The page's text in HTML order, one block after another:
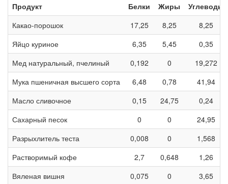
Продукт Белки Жиры
Углеводы
Какао-порошок
17,25 8,25
8,25
Яйцо куриное
6,35 5,45
0,35
Мед натуральный, пчелиный
0,192 0
19,272
Мука пшеничная высшего сорта
6,48 0,78
41,94
Масло сливочное
0,15 24,75
0,24
Сахарный песок
0 0
24,95
Разрыхлитель теста
0,008 0
1,568
Растворимый кофе
2,7 0,648
1,26
Вяленая вишня
0,075 0 3,65